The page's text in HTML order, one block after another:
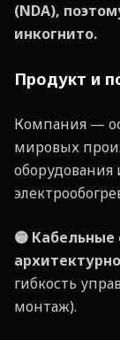
(NDA),
инкогнито.
Продукт и
Компания —
мировых
оборудования
🟡
гибкость
монтаж).